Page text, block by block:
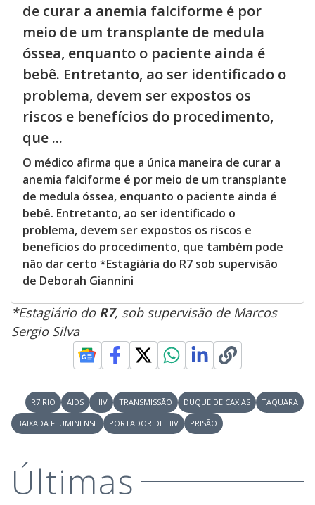
de curar a anemia falciforme é por
meio de um transplante de medula
óssea, enquanto o paciente ainda é
bebê. Entretanto, ao ser identificado o
problema, devem ser expostos os
riscos e benefícios do procedimento,
que ...
O médico afirma que a única maneira de curar a
anemia falciforme é por meio de um transplante
de medula óssea, enquanto o paciente ainda é
bebê. Entretanto, ao ser identificado o
problema, devem ser expostos os riscos e
benefícios do procedimento, que também pode
não dar certo *Estagiária do R7 sob supervisão
de Deborah Giannini
*Estagiário do R7, sob supervisão de Marcos
Sergio Silva
R7 RIO AIDS HIV TRANSMISSÃO DUQUE DE CAXIAS
TAQUARA
BAIXADA FLUMINENSE
PORTADOR DE HIV PRISÃO
Últimas